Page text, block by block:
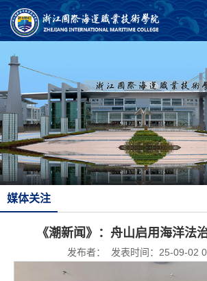
媒体关注
《潮新闻》：舟山启用海洋法
发布者： 发表时间：25-09-02